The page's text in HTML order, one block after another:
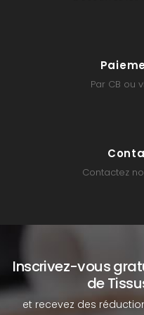
Par CB ou
Contactez
Inscrivez-vous
de
et recevez des